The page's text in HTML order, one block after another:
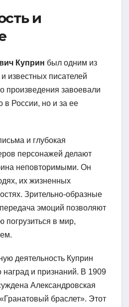
и
Куприн был одним из
известных писателей
произведения завоевали
в России, но и за ее
и глубокая
персонажей делают
неповторимыми. Он
их жизненных
Зрительно-образные
эмоций позволяют
погрузиться в мир,
деятельность Куприн
наград и признаний. В 1909
Александровская
браслет». Этот